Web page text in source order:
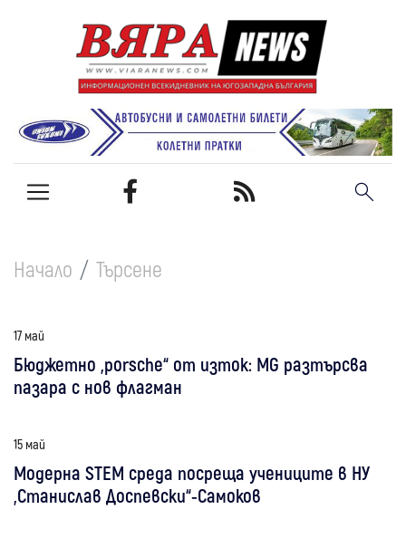
Начало Търсене
17 май
Бюджетно „porsche“ от изток: MG разтърсва
пазара с нов флагман
15 май
Модерна STEM среда посреща учениците в НУ
„Станислав Доспевски“-Самоков